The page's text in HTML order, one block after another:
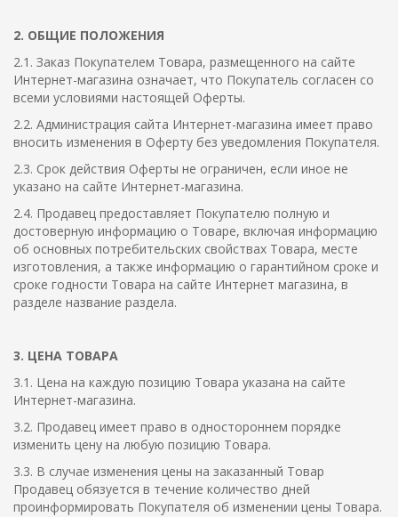
2. ОБЩИЕ ПОЛОЖЕНИЯ
2.1. Заказ Покупателем Товара, размещенного на сайте
Интернет-магазина означает, что Покупатель согласен со
всеми условиями настоящей Оферты.
2.2. Администрация сайта Интернет-магазина имеет право
вносить изменения в Оферту без уведомления Покупателя.
2.3. Срок действия Оферты не ограничен, если иное не
указано на сайте Интернет-магазина.
2.4. Продавец предоставляет Покупателю полную и
достоверную информацию о Товаре, включая информацию
об основных потребительских свойствах Товара, месте
изготовления, а также информацию о гарантийном сроке и
сроке годности Товара на сайте Интернет магазина, в
разделе название раздела.
3. ЦЕНА ТОВАРА
3.1. Цена на каждую позицию Товара указана на сайте
Интернет-магазина.
3.2. Продавец имеет право в одностороннем порядке
изменить цену на любую позицию Товара.
3.3. В случае изменения цены на заказанный Товар
Продавец обязуется в течение количество дней
проинформировать Покупателя об изменении цены Товара.